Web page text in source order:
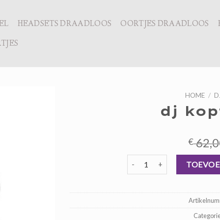
HEADSETS DRAADLOOS OORTJES DRAADLOOS
HOME /
dj
€
dj koptelefoon aantal